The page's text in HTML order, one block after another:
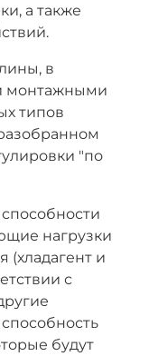
а также
в
монтажными
типов
"по
нагрузки
(хладагент и
с
будут